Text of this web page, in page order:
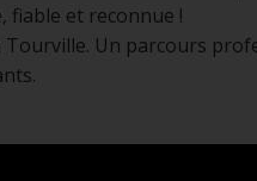
fiable et reconnue !
Tourville. Un parcours